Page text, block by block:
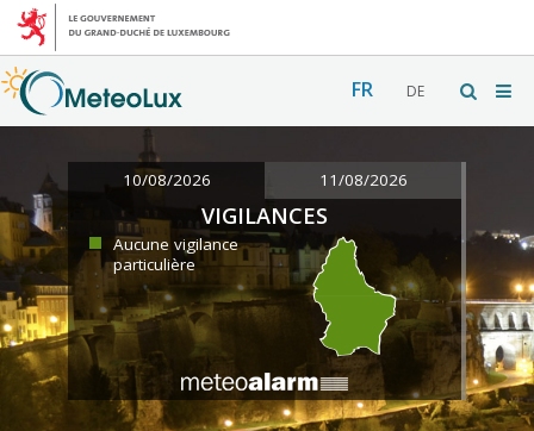
FR DE
10/08/2026 11/08/2026
VIGILANCES
Aucune vigilance
particulière